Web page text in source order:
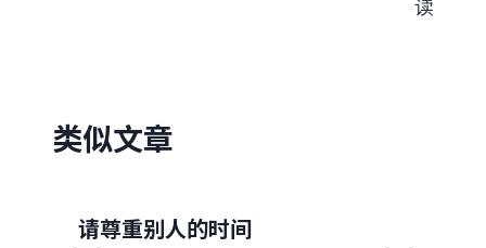
读
类似文章
请尊重别人的时间